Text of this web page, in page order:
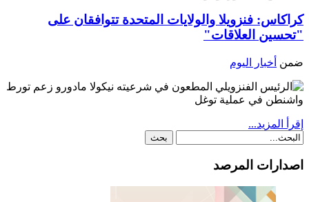
كراكاس: فنزويلا والولايات المتحدة تتوافقان على
"تحسين العلاقات"
ضمن أخبار اليوم
إقرأ المزيد...
اصدارات المرصد